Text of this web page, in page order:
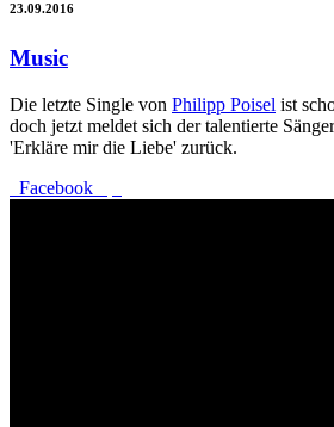
23.09.2016
Music
Die letzte Single von Philipp Poisel ist
doch jetzt meldet sich der talentierte
'Erkläre mir die Liebe' zurück.
Facebook